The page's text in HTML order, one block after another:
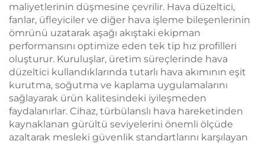
maliyetlerinin düşmesine çevrilir. Hava düzeltici,
fanlar, üfleyiciler ve diğer hava işleme bileşenlerinin
ömrünü uzatarak aşağı akıştaki ekipman
performansını optimize eden tek tip hız profilleri
oluşturur. Kuruluşlar, üretim süreçlerinde hava
düzeltici kullandıklarında tutarlı hava akımının eşit
kurutma, soğutma ve kaplama uygulamalarını
sağlayarak ürün kalitesindeki iyileşmeden
faydalanırlar. Cihaz, türbülanslı hava hareketinden
kaynaklanan gürültü seviyelerini önemli ölçüde
azaltarak mesleki güvenlik standartlarını karşılayan